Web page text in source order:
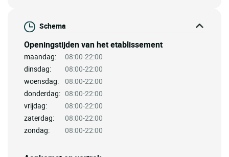
Schema
Openingstijden van het etablissement
maandag:
08:00-22:00
dinsdag:
08:00-22:00
woensdag:
08:00-22:00
donderdag: 08:00-22:00
vrijdag:
08:00-22:00
zaterdag:
08:00-22:00
zondag:
08:00-22:00